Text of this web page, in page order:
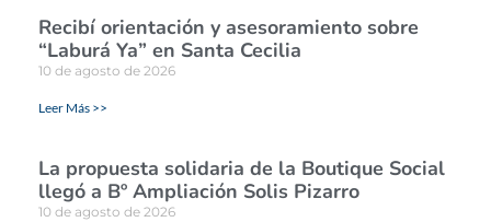
Recibí orientación y asesoramiento sobre
“Laburá Ya” en Santa Cecilia
10 de agosto de 2026
Leer Más >>
La propuesta solidaria de la Boutique Social
llegó a Bº Ampliación Solis Pizarro
10 de agosto de 2026